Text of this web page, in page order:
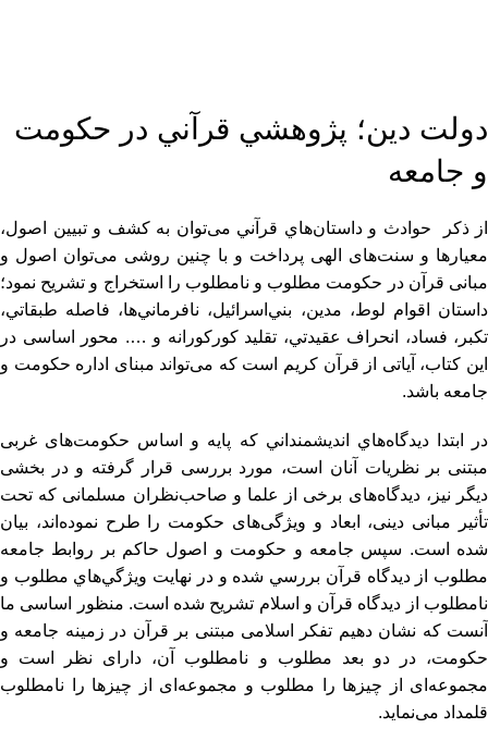
دولت دين؛ پژوهشي قرآني در حكومت
و جامعه
از ذكر حوادث و داستان‌هاي قرآني می‌توان به کشف و تبیین اصول،
معیارها و سنت‌های الهی پرداخت و با چنین روشی می‌توان اصول و
مبانی قرآن در حكومت مطلوب و نامطلوب را استخراج و تشریح نمود؛
داستان اقوام لوط، مدين، بني‌اسرائيل، نافرماني‌ها، فاصله طبقاتي،
تكبر، فساد، انحراف عقيدتي، تقليد كوركورانه و …. محور اساسی در
این کتاب، آیاتی از قرآن کریم است كه می‌تواند مبنای اداره حكومت و
جامعه باشد.
در ابتدا ديدگاه‌هاي انديشمنداني كه پایه و اساس حكومت‌های غربی
مبتنی بر نظریات آنان است، مورد بررسی قرار گرفته‌ و در بخشی
دیگر نیز، دیدگاه‌های برخی از علما و صاحب‌نظران مسلمانی كه تحت
تأثیر مبانی دینی، ابعاد و ویژگی‌های حكومت را طرح نموده‌اند، بیان
شده است. سپس جامعه و حكومت و اصول حاكم بر روابط جامعه
مطلوب از ديدگاه قرآن بررسي شده و در نهايت ويژگي‌هاي مطلوب و
نامطلوب از ديدگاه قرآن و اسلام تشريح شده است. منظور اساسی ما
آنست که نشان دهیم تفکر اسلامی مبتنی بر قرآن در زمینه جامعه و
حکومت، در دو بعد مطلوب و نامطلوب آن، دارای نظر است و
مجموعه‌ای از چیزها را مطلوب و مجموعه‌ای از چیزها را نامطلوب
قلمداد می‌نماید.